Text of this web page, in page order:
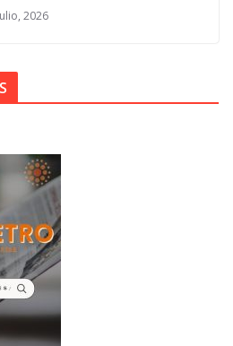
2026